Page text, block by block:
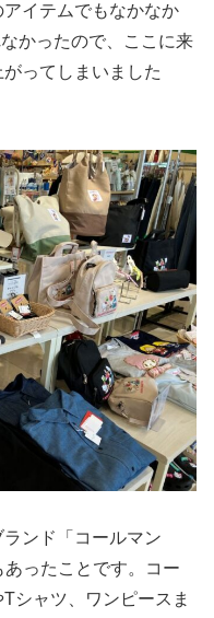
イテムでもなかなか
かったので、ここに来
ってしまいました
ンド「コールマン
あったことです。コー
シャツ、ワンピースま